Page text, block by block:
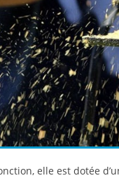
elle est dotée